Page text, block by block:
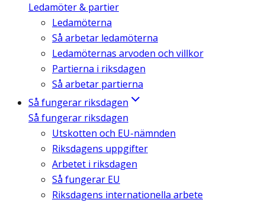
Ledamöter & partier
Ledamöterna
Så arbetar ledamöterna
Ledamöternas arvoden och villkor
Partierna i riksdagen
Så arbetar partierna
Så fungerar riksdagen
Så fungerar riksdagen
Utskotten och EU-nämnden
Riksdagens uppgifter
Arbetet i riksdagen
Så fungerar EU
Riksdagens internationella arbete